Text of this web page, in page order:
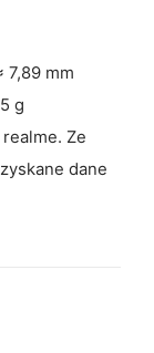
7,89 mm
g
Ze
dane